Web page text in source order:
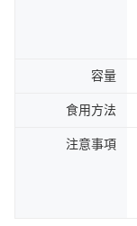
容量
食用方法
注意事項